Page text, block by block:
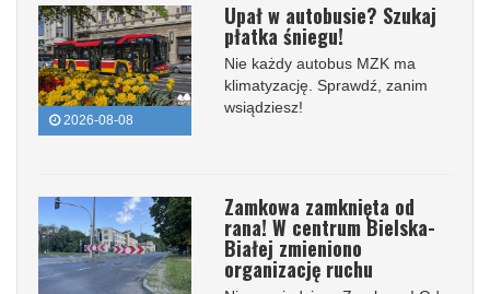
2026-08-08
Upał w autobusie? Szukaj
płatka śniegu!
Nie każdy autobus MZK ma
klimatyzację. Sprawdź, zanim
wsiądziesz!
Zamkowa zamknięta od
rana! W centrum Bielska-
Białej zmieniono
organizację ruchu